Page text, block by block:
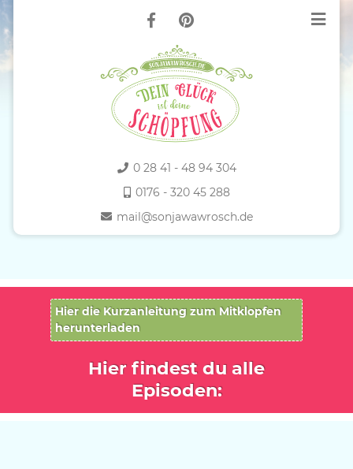
0 28 41 - 48 94 304
0176 - 320 45 288
mail@sonjawawrosch.de
Hier die Kurzanleitung zum Mitklopfen
herunterladen
Hier findest du alle
Episoden: